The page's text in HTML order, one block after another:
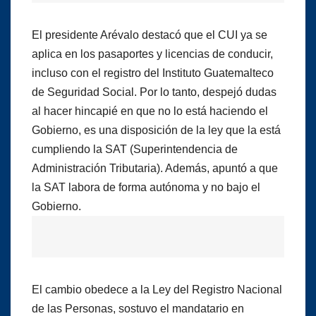
El presidente Arévalo destacó que el CUI ya se
aplica en los pasaportes y licencias de conducir,
incluso con el registro del Instituto Guatemalteco
de Seguridad Social. Por lo tanto, despejó dudas
al hacer hincapié en que no lo está haciendo el
Gobierno, es una disposición de la ley que la está
cumpliendo la SAT (Superintendencia de
Administración Tributaria). Además, apuntó a que
la SAT labora de forma autónoma y no bajo el
Gobierno.
El cambio obedece a la Ley del Registro Nacional
de las Personas, sostuvo el mandatario en